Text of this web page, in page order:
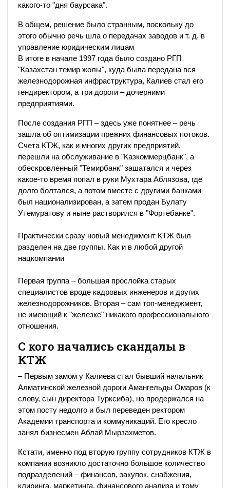
какого-то "дня баурсака".
В общем, решение было странным, поскольку до
этого обычно речь шла о передачах заводов и т. д. в
управление юридическим лицам
В итоге в начале 1997 года было создано РГП
"Казахстан темир жолы", куда была передана вся
железнодорожная инфраструктура, Калиев стал его
гендиректором, а три дороги – дочерними
предприятиями.
После создания РГП – здесь уже понятнее – речь
зашла об оптимизации прежних финансовых потоков.
Счета КТЖ, как и многих других предприятий,
перешли на обслуживание в "Казкоммерцбанк", а
обескровленный "Темирбанк" зашатался и через
какое-то время попал в руки Мухтара Аблязова, где
долго болтался, а потом вместе с другими банками
был национализирован, а затем продан Булату
Утемуратову и ныне растворился в "Фортебанке".
Практически сразу новый менеджмент КТЖ был
разделен на две группы. Как и в любой другой
нацкомпании
Первая группа – большая прослойка старых
специалистов вроде кадровых инженеров и других
железнодорожников. Вторая – сам топ-менеджмент,
не имеющий к "железке" никакого профессионального
отношения.
С кого начались скандалы в
КТЖ
– Первым замом у Калиева стал бывший начальник
Алматинской железной дороги Амангельды Омаров (к
слову, сын директора Турксиба), но продержался на
этом посту недолго и был переведен ректором
Академии транспорта и коммуникаций. Его кресло
занял бизнесмен Аблай Мырзахметов.
Кстати, именно под вторую группу сотрудников КТЖ в
компании возникло достаточно большое количество
подразделений – финансов, закупок, снабжения,
клиринга, маркетинга, финансового анализа и тому